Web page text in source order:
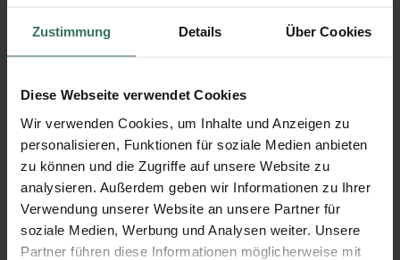
Zustimmung Details Über Cookies
Diese Webseite verwendet Cookies
Wir verwenden Cookies, um Inhalte und Anzeigen zu
personalisieren, Funktionen für soziale Medien anbieten
zu können und die Zugriffe auf unsere Website zu
analysieren. Außerdem geben wir Informationen zu Ihrer
Verwendung unserer Website an unsere Partner für
soziale Medien, Werbung und Analysen weiter. Unsere
Partner führen diese Informationen möglicherweise mit
Deutschland nicht üblich sind. Dazu zählen unter
anderem dieAlmwiesenbestattung
Bestatter in Baden-
Württemberg
Baden-Württemberg bietet eine große Auswahl
an verschiedenen Bestattern, die
unterschiedliche Leistungen anbieten.
Besonders viele Institute finden Angehörige und